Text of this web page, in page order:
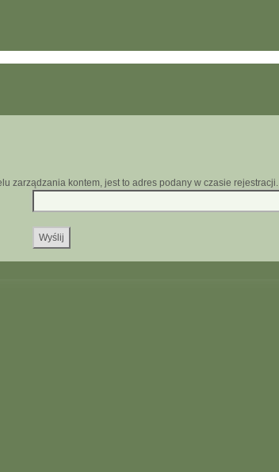
zarządzania kontem, jest to adres podany w czasie rejestracji.